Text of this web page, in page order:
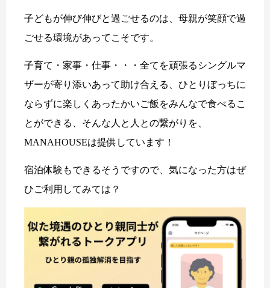
子どもが伸び伸びと過ごせるのは、母親が笑顔で過
ごせる環境があってこそです。
子育て・家事・仕事・・・全てを頑張るシングルマ
ザーが寄り添いあって助け合える、ひとりぼっちに
ならずに楽しくあったかいご飯をみんなで食べるこ
とができる、そんな人と人との繋がりを、
MANAHOUSEは提供しています！
宿泊体験もできるそうですので、気になった方はぜ
ひご利用してみては？